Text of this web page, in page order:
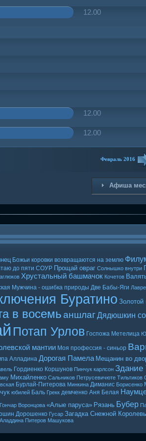
12.00
12.00
12.00
Февраль 2016
Афиша
Божьи коровки возвращаются на землю
до пяти СОУР Прощай овраг Солнышко внутри
Хрустальный башмачок Кочетов
Мужчина - ошибка природы Две Бабы-Яги
Буратино Золотой
в восемь аншлаг Дядюшкин
Потап Урлов Госпожа Метелица
мантии Моя профессия - синьор
Алладина Дорогая Памела Мещанин во
Гордиенко Коршунов Пинчук карлсон
Михайленко Сальников Петрусевичюте Тильтиков
Бурлай-Питерова Минкина Диманис Борисенко
юбилей Баль Грекк демченко Аня Белая
Воронцова «Алые паруса» Рязань Бубер
Дорошенко Гусар Загадка Снежной
Аладдина Питеров Машукова